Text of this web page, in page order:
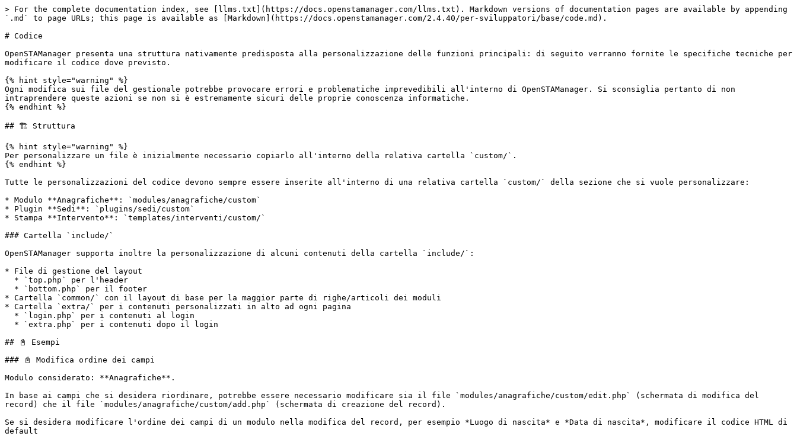
> For the complete documentation index, see [llms.txt](https://docs.openstamanager.com/llms.txt). Markdown versions of documentation pages are available by appending
`.md` to page URLs; this page is available as [Markdown](https://docs.openstamanager.com/2.4.40/per-sviluppatori/base/code.md).
# Codice
OpenSTAManager presenta una struttura nativamente predisposta alla personalizzazione delle funzioni principali: di seguito verranno fornite le specifiche tecniche per
modificare il codice dove previsto.
{% hint style="warning" %}
Ogni modifica sui file del gestionale potrebbe provocare errori e problematiche imprevedibili all'interno di OpenSTAManager. Si sconsiglia pertanto di non
intraprendere queste azioni se non si è estremamente sicuri delle proprie conoscenza informatiche.
{% endhint %}
## 🏗️ Struttura
{% hint style="warning" %}
Per personalizzare un file è inizialmente necessario copiarlo all'interno della relativa cartella `custom/`.
{% endhint %}
Tutte le personalizzazioni del codice devono sempre essere inserite all'interno di una relativa cartella `custom/` della sezione che si vuole personalizzare:
* Modulo **Anagrafiche**: `modules/anagrafiche/custom`
* Plugin **Sedi**: `plugins/sedi/custom`
* Stampa **Intervento**: `templates/interventi/custom/`
### Cartella `include/`
OpenSTAManager supporta inoltre la personalizzazione di alcuni contenuti della cartella `include/`:
* File di gestione del layout
* Cartella `common/` con il layout di base per la maggior parte di righe/articoli dei moduli
* Cartella `extra/` per i contenuti personalizzati in alto ad ogni pagina
## 📓 Esempi
### 📓 Modifica ordine dei campi
Modulo considerato: **Anagrafiche**.
In base ai campi che si desidera riordinare, potrebbe essere necessario modificare sia il file `modules/anagrafiche/custom/edit.php` (schermata di modifica del
record) che il file `modules/anagrafiche/custom/add.php` (schermata di creazione del record).
Se si desidera modificare l'ordine dei campi di un modulo nella modifica del record, per esempio *Luogo di nascita* e *Data di nascita*, modificare il codice HTML di
default